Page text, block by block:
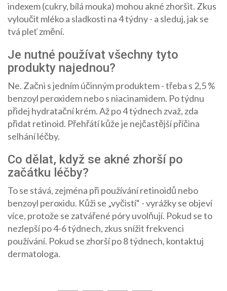
indexem (cukry, bílá mouka) mohou akné zhoršit. Zkus
vyloučit mléko a sladkosti na 4 týdny - a sleduj, jak se
tvá pleť změní.
Je nutné používat všechny tyto
produkty najednou?
Ne. Začni s jedním účinným produktem - třeba s 2,5 %
benzoyl peroxidem nebo s niacinamidem. Po týdnu
přidej hydratační krém. Až po 4 týdnech zvaž, zda
přidat retinoid. Přehřátí kůže je nejčastější příčina
selhání léčby.
Co dělat, když se akné zhorší po
začátku léčby?
To se stává, zejména při používání retinoidů nebo
benzoyl peroxidu. Kůži se „vyčistí“ - vyrážky se objeví
více, protože se zatvářené póry uvolňují. Pokud se to
nezlepší po 4-6 týdnech, zkus snížit frekvenci
používání. Pokud se zhorší po 8 týdnech, kontaktuj
dermatologa.